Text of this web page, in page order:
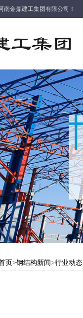
南金鼎建工集团有限公司！
页>钢结构新闻>行业动态